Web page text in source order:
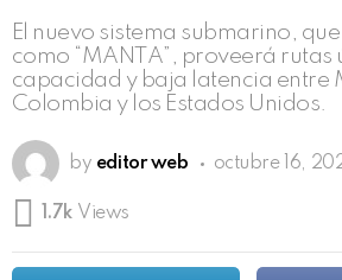
El nuevo sistema submarino,
como “MANTA”, proveerá rutas
capacidad y baja latencia entre
Colombia y los Estados Unidos.
by editor web octubre 16,
1.7k Views